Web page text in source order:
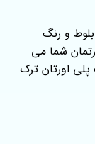
و رنگ
شما می
اورتان ترک